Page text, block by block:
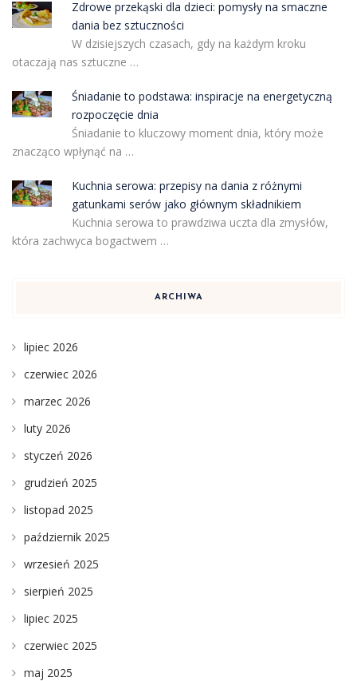
Zdrowe przekąski dla dzieci: pomysły na smaczne
dania bez sztuczności
W dzisiejszych czasach, gdy na każdym kroku
otaczają nas sztuczne …
Śniadanie to podstawa: inspiracje na energetyczną
rozpoczęcie dnia
Śniadanie to kluczowy moment dnia, który może
znacząco wpłynąć na …
Kuchnia serowa: przepisy na dania z różnymi
gatunkami serów jako głównym składnikiem
Kuchnia serowa to prawdziwa uczta dla zmysłów,
która zachwyca bogactwem …
ARCHIWA
lipiec 2026
czerwiec 2026
marzec 2026
luty 2026
styczeń 2026
grudzień 2025
listopad 2025
październik 2025
wrzesień 2025
sierpień 2025
lipiec 2025
czerwiec 2025
maj 2025